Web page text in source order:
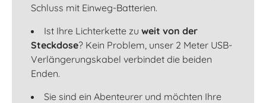
Schluss mit Einweg-Batterien.
Ist Ihre Lichterkette zu weit von der
Steckdose? Kein Problem, unser 2 Meter USB-
Verlängerungskabel verbindet die beiden
Enden.
Sie sind ein Abenteurer und möchten Ihre